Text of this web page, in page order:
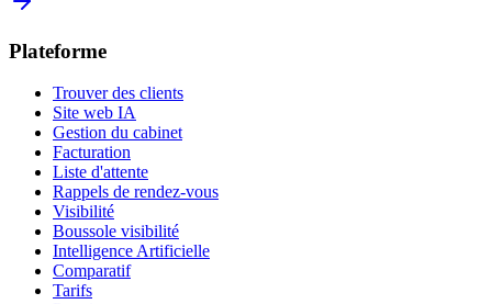
Plateforme
Trouver des clients
Site web IA
Gestion du cabinet
Facturation
Liste d'attente
Rappels de rendez-vous
Visibilité
Boussole visibilité
Intelligence Artificielle
Comparatif
Tarifs